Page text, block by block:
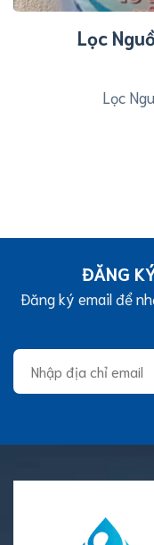
Lọc
Lọc
ĐĂNG
Đăng ký email để